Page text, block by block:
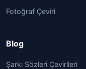
Fotoğraf Çeviri
Blog
Şarkı Sözleri Çevirileri